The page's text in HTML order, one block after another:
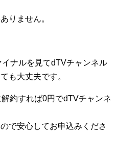
りません。
ナルを見てdTVチャンネル
も大丈夫です。
約すれば0円でdTVチャンネ
で安心してお申込みくださ